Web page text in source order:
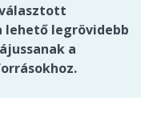
lehető legrövidebb
a